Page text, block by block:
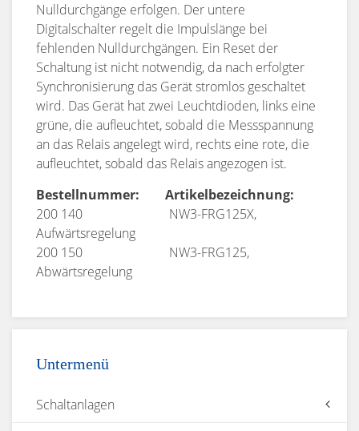
Nulldurchgänge erfolgen. Der untere
Digitalschalter regelt die Impulslänge bei
fehlenden Nulldurchgängen. Ein Reset der
Schaltung ist nicht notwendig, da nach erfolgter
Synchronisierung das Gerät stromlos geschaltet
wird. Das Gerät hat zwei Leuchtdioden, links eine
grüne, die aufleuchtet, sobald die Messspannung
an das Relais angelegt wird, rechts eine rote, die
aufleuchtet, sobald das Relais angezogen ist.
Bestellnummer: Artikelbezeichnung:
200 140 NW3-FRG125X,
Aufwärtsregelung
200 150 NW3-FRG125,
Abwärtsregelung
Untermenü
Schaltanlagen